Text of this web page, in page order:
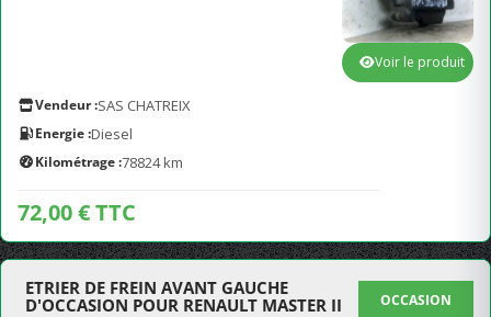
Vendeur :SAS CHATREIX
Energie :Diesel
Kilométrage :78824 km
72,00 € TTC
Voir le produit
ETRIER DE FREIN AVANT GAUCHE
D'OCCASION POUR RENAULT MASTER II
OCCASION